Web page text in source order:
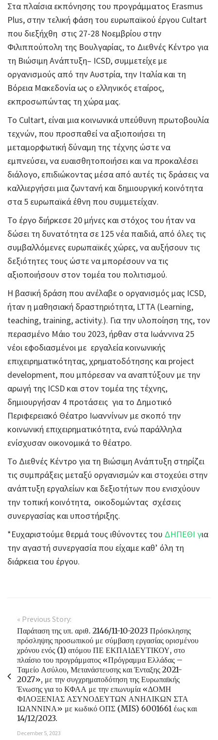
Στα πλαίσια εκπόνησης του προγράμματος Erasmus
Plus, στην τελική φάση του ευρωπαϊκού έργου Cultart
που διεξήχθη στις 27-28 Νοεμβρίου στην
Φιλιππούπολη της Βουλγαρίας, το Διεθνές Κέντρο για
τη Βιώσιμη Ανάπτυξη– ICSD, συμμετείχε με
οργανισμούς από την Αυστρία, την Ιταλία και τη
Βόρεια Μακεδονία ως ο ελληνικός εταίρος,
εκπροσωπώντας τη χώρα μας.
Το Cultart, είναι μια κοινωνικά υπεύθυνη πρωτοβουλία
τεχνών, που προσπαθεί να αξιοποιήσει τη
μεταμορφωτική δύναμη της τέχνης ώστε να
εμπνεύσει, να ευαισθητοποιήσει και να προκαλέσει
διάλογο, επιδιώκοντας μέσα από αυτές τις δράσεις να
καλλιεργήσει μια ζωντανή και δημιουργική κοινότητα
στα 5 ευρωπαϊκά έθνη που συμμετείχαν.
Το έργο διήρκεσε 20 μήνες και στόχος του ήταν να
δώσει τη δυνατότητα σε 125 νέα παιδιά, από όλες τις
συμβαλλόμενες ευρωπαϊκές χώρες, να αυξήσουν τις
δεξιότητες τους ώστε να μπορέσουν να τις
αξιοποιήσουν στον τομέα του πολιτισμού.
Η βασική δράση που ανέλαβε ο οργανισμός μας ΙCSD,
ήταν η μαθησιακή δραστηριότητα, LTTA (Learning,
teaching, training, activity.). Για την υλοποίηση της, τον
περασμένο Μάιο του 2023, ήρθαν στα Ιωάννινα 25
νέοι εφοδιασμένοι με εργαλεία κοινωνικής
επιχειρηματικότητας, χρηματοδότησης και project
development, που μπόρεσαν να αναπτύξουν με την
αρωγή της ICSD και στον τομέα της τέχνης,
δημιουργήσαν 4 προτάσεις για το Δημοτικό
Περιφερειακό Θέατρο Ιωαννίνων με σκοπό την
κοινωνική επιχειρηματικότητα, ενώ παράλληλα
ενίσχυσαν οικονομικά το θέατρο.
Το Διεθνές Κέντρο για τη Βιώσιμη Ανάπτυξη στηρίζει
τις συμπράξεις μεταξύ οργανισμών και στοχεύει στην
ανάπτυξη εργαλείων και δεξιοτήτων που ενισχύουν
την τοπική κοινότητα, οικοδομώντας σχέσεις
συνεργασίας και υποστήριξης.
*Ευχαριστούμε θερμά τους ιθύνοντες του ΔΗΠΕΘΙ για
την αγαστή συνεργασία που είχαμε καθ’ όλη τη
διάρκεια του έργου.
« Previous Story:
Παράταση της υπ. αριθ. 2146/11-10-2023 Πρόσκλησης
πρόσληψης προσωπικού με σύμβαση εργασίας ορισμένου
χρόνου ενός (1) ατόμου ΠΕ ΕΚΠΑΙΔΕΥΤΙΚΟΥ, στο
πλαίσιο του προγράμματος «Πρόγραμμα Ελλάδας –
Ταμείο Ασύλου, Μετανάστευσης και Ένταξης 2021-
2027», με την συγχρηματοδότηση της Ευρωπαϊκής
Ένωσης για το ΚΦΑΑ με την επωνυμία «ΔΟΜΗ
ΦΙΛΟΞΕΝΙΑΣ ΑΣΥΝΟΔΕΥΤΩΝ ΑΝΗΛΙΚΩΝ ΣΤΑ
ΙΩΑΝΝΙΝΑ» με κωδικό ΟΠΣ (MIS) 6001661 έως και
14/12/2023.
December 5, 2023